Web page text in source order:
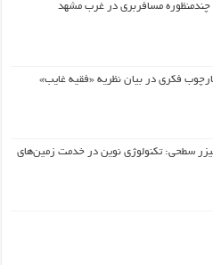
چندمنظوره مسافربری در غرب مشهد
فکری در بیان نظریه «فقیه غایب»
لیزر سطحی: تکنولوژی نوین در خدمت زمین‌های